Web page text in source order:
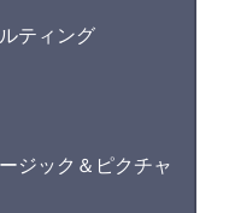
ティング
ジック＆ピクチャ